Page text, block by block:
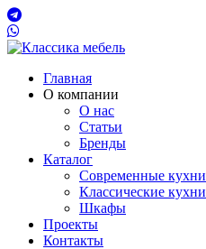
Главная
О компании
О нас
Статьи
Бренды
Каталог
Современные кухни
Классические кухни
Шкафы
Проекты
Контакты